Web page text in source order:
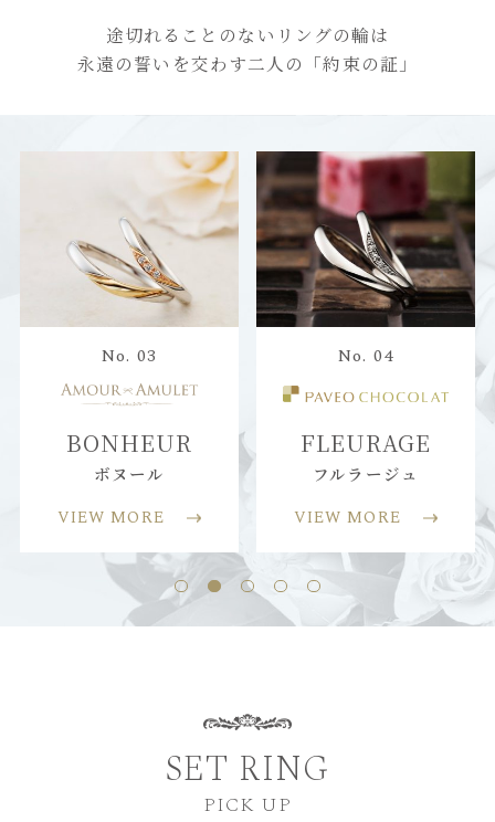
途切れることのないリングの輪は
永遠の誓いを交わす二人の 「約束の証」
No. 03
BONHEUR
ボヌール
VIEW MORE
No. 04
FLEURAGE
フルラージュ
VIEW MORE
SET RING
PICK UP